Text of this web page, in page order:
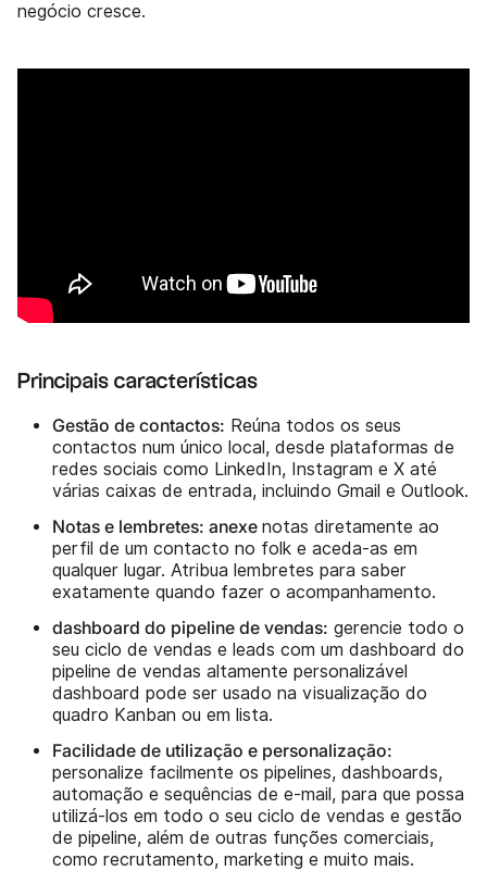
negócio cresce.
Principais características
Gestão de contactos: Reúna todos os seus
contactos num único local, desde plataformas de
redes sociais como LinkedIn, Instagram e X até
várias caixas de entrada, incluindo Gmail e Outlook.
Notas e lembretes: anexe notas diretamente ao
perfil de um contacto no folk e aceda-as em
qualquer lugar. Atribua lembretes para saber
exatamente quando fazer o acompanhamento.
dashboard do pipeline de vendas: gerencie todo o
seu ciclo de vendas e leads com um dashboard do
pipeline de vendas altamente personalizável
dashboard pode ser usado na visualização do
quadro Kanban ou em lista.
Facilidade de utilização e personalização:
personalize facilmente os pipelines, dashboards,
automação e sequências de e-mail, para que possa
utilizá-los em todo o seu ciclo de vendas e gestão
de pipeline, além de outras funções comerciais,
como recrutamento, marketing e muito mais.